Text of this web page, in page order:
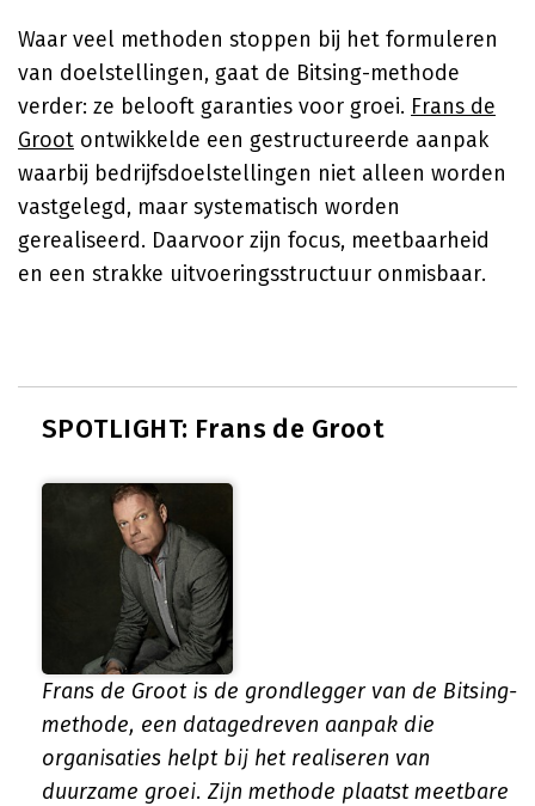
Waar veel methoden stoppen bij het formuleren
van doelstellingen, gaat de Bitsing-methode
verder: ze belooft garanties voor groei. Frans de
Groot ontwikkelde een gestructureerde aanpak
waarbij bedrijfsdoelstellingen niet alleen worden
vastgelegd, maar systematisch worden
gerealiseerd. Daarvoor zijn focus, meetbaarheid
en een strakke uitvoeringsstructuur onmisbaar.
SPOTLIGHT: Frans de Groot
Frans de Groot is de grondlegger van de Bitsing-
methode, een datagedreven aanpak die
organisaties helpt bij het realiseren van
duurzame groei. Zijn methode plaatst meetbare